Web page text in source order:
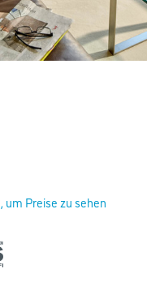
um Preise zu sehen